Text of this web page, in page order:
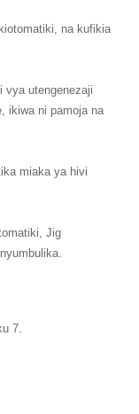
na kufikia
vya utengenezaji
ikiwa ni pamoja na
miaka ya hivi
Jig
7.